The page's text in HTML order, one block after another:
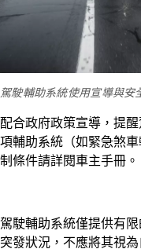
駕駛輔助系統使用宣導與安
配合政府政策宣導，提
項輔助系統（如緊急煞
制條件請詳閱車主手冊。
駕駛輔助系統僅提供有
突發狀況，不應將其視